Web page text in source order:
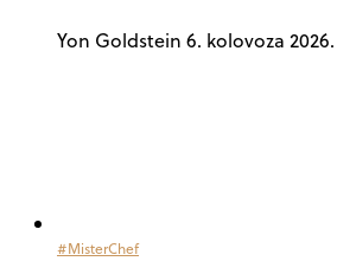
Yon Goldstein 6. kolovoza 2026.
#MisterChef